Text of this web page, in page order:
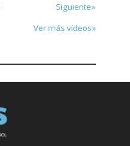
Siguiente»
Ver más vídeos»